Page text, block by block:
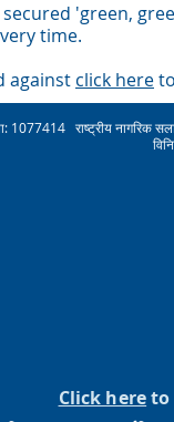
'green,
time.
against click here
राष्ट्रीय नागरिक
Click hereto